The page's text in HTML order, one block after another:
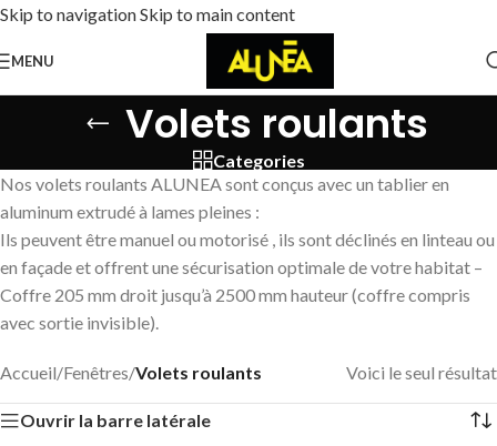
Skip to navigationSkip to main content
MENU
Volets roulants
Categories
Nos volets roulants ALUNEA sont conçus avec un tablier en
aluminum extrudé à lames pleines :
Ils peuvent être manuel ou motorisé , ils sont déclinés en linteau ou
en façade et offrent une sécurisation optimale de votre habitat –
Coffre 205 mm droit jusqu’à 2500 mm hauteur (coffre compris
avec sortie invisible).
Accueil/Fenêtres/Volets roulants Voici le seul résultat
Ouvrir la barre latérale